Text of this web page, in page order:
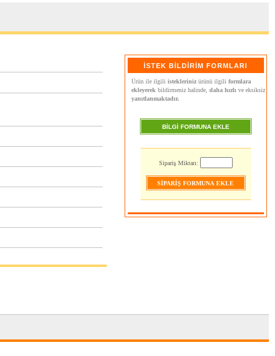
İSTEK BİLDİRİM FORMLARI
Ürün ile ilgili isteklerinizürünü ilgili formlara
ekleyerek bildirmeniz halinde, daha hızlı ve eksiksiz
yanıtlanmaktadır.
BİLGİ FORMUNA EKLE
Sipariş Miktarı: